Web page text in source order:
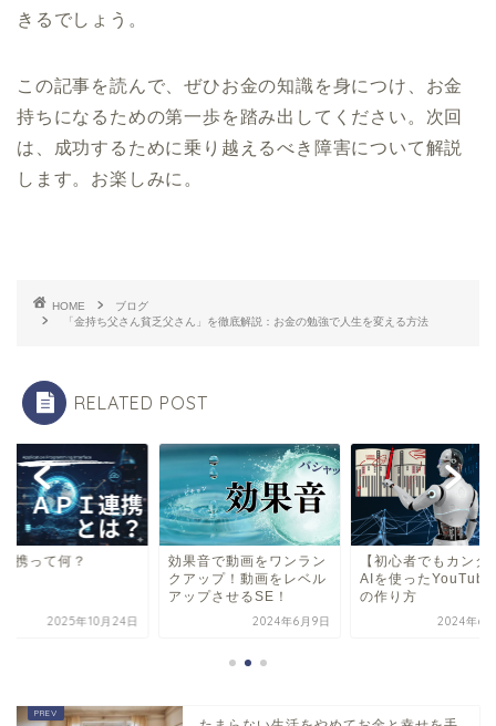
きるでしょう。
この記事を読んで、ぜひお金の知識を身につけ、お金
持ちになるための第一歩を踏み出してください。次回
は、成功するために乗り越えるべき障害について解説
します。お楽しみに。
HOME
ブログ
「金持ち父さん貧乏父さん」を徹底解説：お金の勉強で人生を変える方法
RELATED POST
携って何？
2025年10月24日
効果音で動画をワンラン
クアップ！動画をレベル
アップさせるSE！
2024年6月9日
【初心者でもカンタ
AIを使ったYouTube
の作り方
2024年6